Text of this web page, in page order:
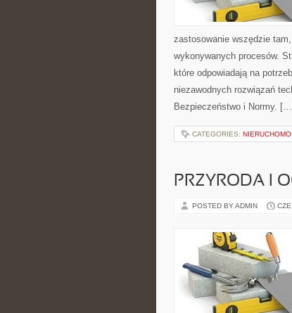
zastosowanie wszędzie
wykonywanych procesów.
które odpowiadają na
niezawodnych rozwiązań
Bezpieczeństwo i Normy.
CATEGORIES:
PRZYRODA I
POSTED BY ADMIN